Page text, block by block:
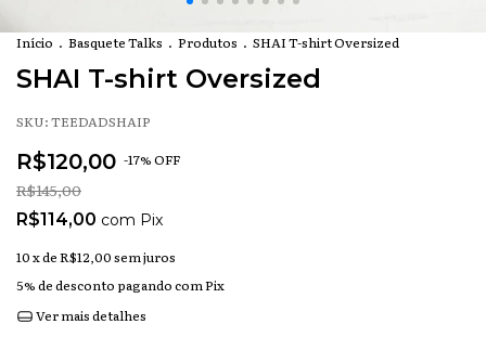
Início . Basquete Talks . Produtos . SHAI T-shirt Oversized
SHAI T-shirt Oversized
SKU:TEEDADSHAIP
R$120,00 -17% OFF
R$145,00
R$114,00 com Pix
10x deR$12,00sem juros
5% de desconto pagando com Pix
Ver mais detalhes